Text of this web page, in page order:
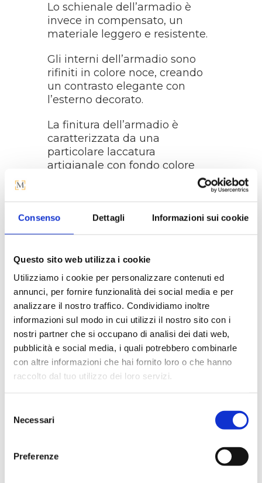
Consenso Dettagli Informazioni sui cookie
Questo sito web utilizza i cookie
Utilizziamo i cookie per personalizzare contenuti ed
annunci, per fornire funzionalità dei social media e per
analizzare il nostro traffico. Condividiamo inoltre
informazioni sul modo in cui utilizzi il nostro sito con i
nostri partner che si occupano di analisi dei dati web,
pubblicità e social media, i quali potrebbero combinarle
con altre informazioni che hai fornito loro o che hanno
raccolto dal tuo utilizzo dei loro servizi.
delNecessari
Preferenze
Lo schienale dell’armadio è
invece in compensato, un
materiale leggero e resistente.
Gli interni dell’armadio sono
rifiniti in colore noce, creando
un contrasto elegante con
l’esterno decorato.
La finitura dell’armadio è
caratterizzata da una
particolare laccatura
artigianale con fondo colore
avorio ed ornamenti realizzati
anticati con particolari
lavorazioni e patine.
conferirgli un aspetto lucido e
raffinato.
MISURE:
Larghezza: 184 cm
Profondità: 60 cm
Altezza: 217 cm